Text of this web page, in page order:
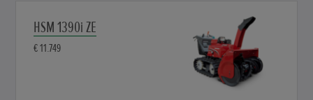
HSM 1390i ZE
€ 11.749